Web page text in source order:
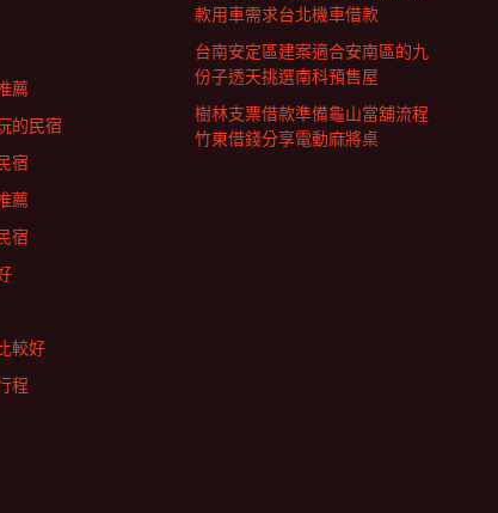
款用車需求台北機車借款
台南安定區建案適合安南區的九
份子透天挑選南科預售屋
樹林支票借款準備龜山當舖流程
竹東借錢分享電動麻將桌
薦
的民宿
宿
薦
宿
較好
程